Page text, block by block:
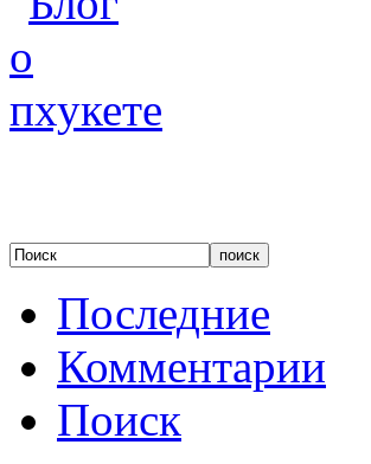
Последние
Комментарии
Поиск